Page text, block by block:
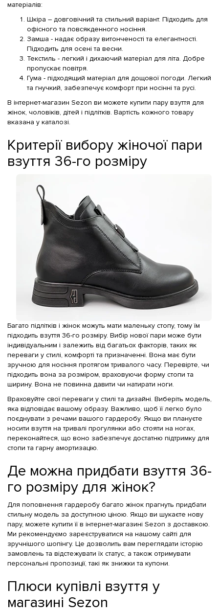
матеріалів:
Шкіра – довговічний та стильний варіант. Підходить для
офісного та повсякденного носіння.
Замша - надає образу витонченості та елегантності.
Підходить для осені та весни.
Текстиль - легкий і дихаючий матеріал для літа. Добре
пропускає повітря.
Гума - підходящий матеріал для дощової погоди. Легкий
та гнучкий, забезпечує комфорт при носінні та русі.
В інтернет-магазин Sezon ви можете купити пару взуття для
жінок, чоловіків, дітей і підлітків. Вартість кожного товару
вказана у каталозі.
Критерії вибору жіночої пари
взуття 36-го розміру
Багато підлітків і жінок можуть мати маленьку стопу, тому їм
підходить взуття 36-го розміру. Вибір нової пари може бути
індивідуальним і залежить від багатьох факторів, таких як
переваги у стилі, комфорті та призначенні. Вона має бути
зручною для носіння протягом тривалого часу. Перевірте, чи
підходить вона за розміром, враховуючи форму стопи та
ширину. Вона не повинна давити чи натирати ноги.
Враховуйте свої переваги у стилі та дизайні. Виберіть модель,
яка відповідає вашому образу. Важливо, щоб її легко було
поєднувати з речами вашого гардеробу. Якщо ви плануєте
носити взуття на тривалі прогулянки або стояти на ногах,
переконайтеся, що воно забезпечує достатню підтримку для
стопи та гарну амортизацію.
Де можна придбати взуття 36-
го розміру для жінок?
Для поповнення гардеробу багато жінок прагнуть придбати
стильну модель за доступною ціною. Якщо ви шукаєте нову
пару, можете купити її в інтернет-магазині Sezon з доставкою.
Ми рекомендуємо зареєструватися на нашому сайті для
зручнішого шопінгу. Це дозволить вам переглядати історію
замовлень та відстежувати їх статус, а також отримувати
персональні пропозиції, такі як знижки та купони.
Плюси купівлі взуття у
магазині Sezon